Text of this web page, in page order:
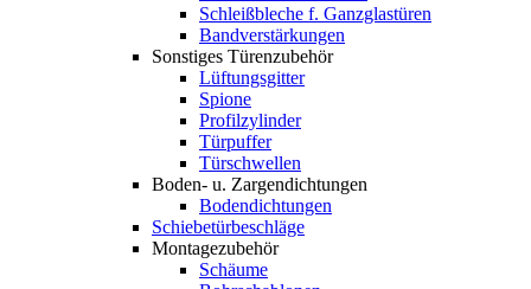
Schleißbleche f. Ganzglastüren
Bandverstärkungen
Sonstiges Türenzubehör
Lüftungsgitter
Spione
Profilzylinder
Türpuffer
Türschwellen
Boden- u. Zargendichtungen
Bodendichtungen
Schiebetürbeschläge
Montagezubehör
Schäume